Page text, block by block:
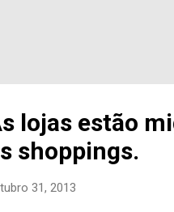
lojas estão
shoppings.
31, 2013